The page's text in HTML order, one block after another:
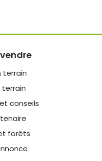
terrain
conseils
forêts